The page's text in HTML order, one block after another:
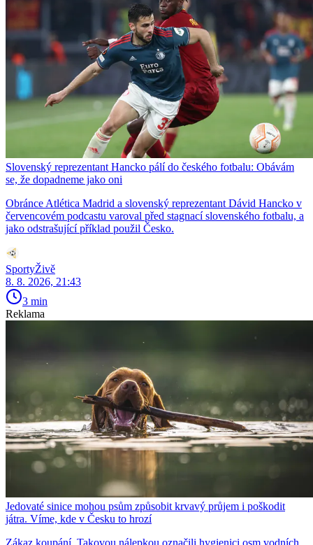
Slovenský reprezentant Hancko pálí do českého fotbalu: Obávám
se, že dopadneme jako oni
Obránce Atlética Madrid a slovenský reprezentant Dávid Hancko v
červencovém podcastu varoval před stagnací slovenského fotbalu, a
jako odstrašující příklad použil Česko.
SportyŽivě
8. 8. 2026, 21:43
3 min
Reklama
Jedovaté sinice mohou psům způsobit krvavý průjem i poškodit
játra. Víme, kde v Česku to hrozí